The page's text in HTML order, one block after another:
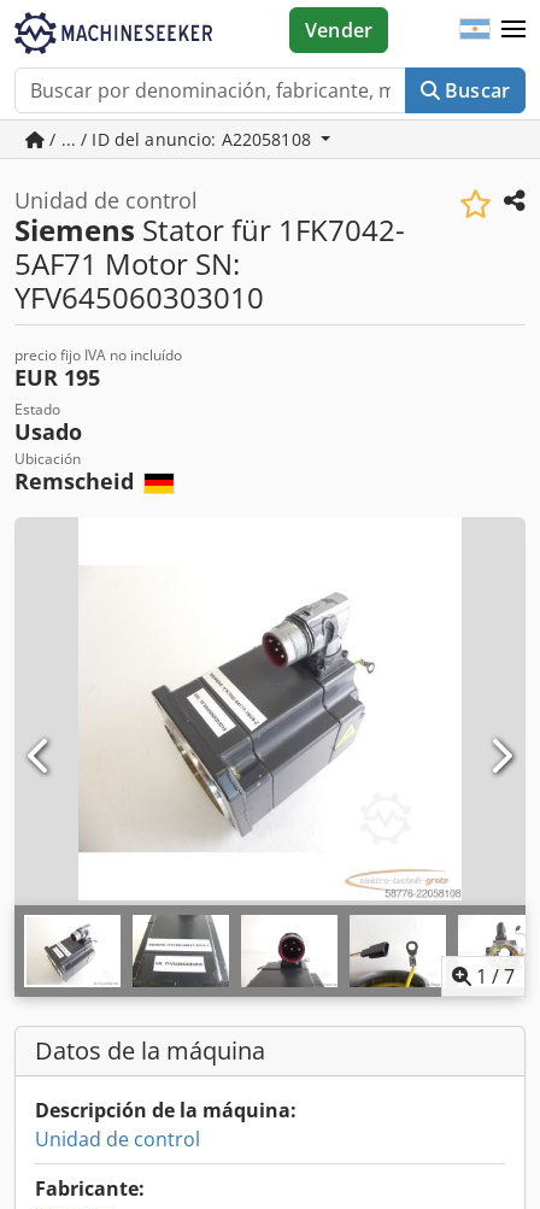
Buscar
Vender
/ ... / ID del anuncio: A22058108
Unidad de control
Siemens Stator für 1FK7042-
5AF71 Motor SN:
YFV645060303010
precio fijo IVA no incluído
EUR 195
Estado
Usado
Ubicación
Remscheid
1 /7
Datos de la máquina
Descripción de la máquina:
Unidad de control
Fabricante: